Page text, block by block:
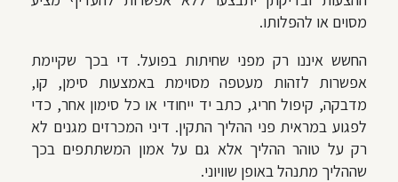
מסוים או להפלותו.
החשש איננו רק מפני שחיתות בפועל. די בכך שקיימת
אפשרות לזהות מעטפה מסוימת באמצעות סימן, קו,
מדבקה, קיפול חריג, כתב יד ייחודי או כל סימון אחר, כדי
לפגוע במראית פני ההליך התקין. דיני המכרזים מגנים לא
רק על טוהר ההליך אלא גם על אמון המשתתפים בכך
שההליך מתנהל באופן שוויוני.